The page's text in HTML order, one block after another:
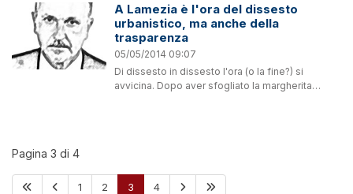
A Lamezia è l'ora del dissesto
urbanistico, ma anche della
trasparenza
05/05/2014 09:07
Di dissesto in dissesto l'ora (o la fine?) si
avvicina. Dopo aver sfogliato la margherita
Pagina 3 di 4
1 2 3 4